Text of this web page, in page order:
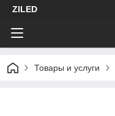
ZILED
Товары и услуги